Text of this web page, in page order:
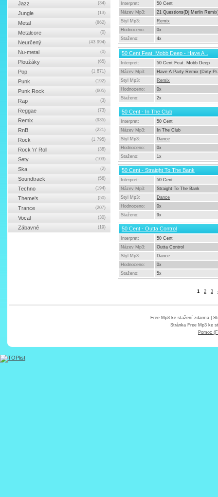
Interpret:
50 Cent
Název Mp3:
21 Questions(Dj Merlin
Styl Mp3:
Remix
Hodnoceno:
0x
Staženo:
4x
50 Cent Feat. Mobb Deep - Have A ..
Interpret:
50 Cent Feat. Mobb Deep
Název Mp3:
Have A Party Remix (Dirty
Styl Mp3:
Remix
Hodnoceno:
0x
Staženo:
2x
50 Cent - In The Club
Interpret:
50 Cent
Název Mp3:
In The Club
Styl Mp3:
Dance
Hodnoceno:
0x
Staženo:
1x
50 Cent - Straight To The Bank
Interpret:
50 Cent
Název Mp3:
Straight To The Bank
Styl Mp3:
Dance
Hodnoceno:
0x
Staženo:
9x
50 Cent - Outta Control
Interpret:
50 Cent
Název Mp3:
Outta Control
Styl Mp3:
Dance
Hodnoceno:
0x
Staženo:
5x
1 2 3
Jazz (34)
Jungle (13)
Metal (862)
Metalcore (0)
Neurčený (43 994)
Nu-metal (0)
Ploužáky (65)
Pop (1 871)
Punk (192)
Punk Rock (605)
Rap (3)
Reggae (73)
Remix (935)
RnB (221)
Rock (1 795)
Rock 'n' Roll (38)
Sety (103)
Ska (2)
Soundtrack (56)
Techno (194)
Theme's (50)
Trance (207)
Vocal (30)
Zábavné (19)
Free Mp3 ke stažení zdarma|
Stránka Free Mp3 ke
Pomoc